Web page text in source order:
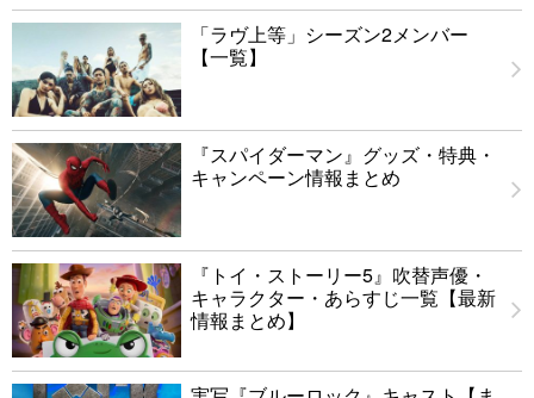
「ラヴ上等」シーズン2メンバー
【一覧】
『スパイダーマン』グッズ・特典・
キャンペーン情報まとめ
『トイ・ストーリー5』吹替声優・
キャラクター・あらすじ一覧【最新
情報まとめ】